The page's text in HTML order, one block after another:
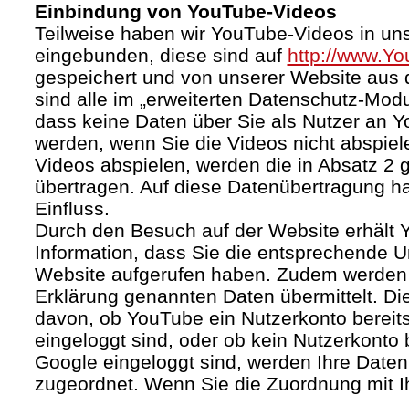
Einbindung von YouTube-Videos
Teilweise haben wir YouTube-Videos in
eingebunden, diese sind auf http://
gespeichert und von unserer Website aus
sind alle im „erweiterten Datenschutz-
dass keine Daten über Sie als Nutzer an
werden, wenn Sie die Videos nicht
Videos abspielen, werden die in Absatz 2
übertragen. Auf diese Datenübertragung
Einfluss.
Durch den Besuch auf der Website erhält
Information, dass Sie die entsprechende
Website aufgerufen haben. Zudem
Erklärung genannten Daten übermittelt.
davon, ob YouTube ein Nutzerkonto
eingeloggt sind, oder ob kein Nutzerkonto
Google eingeloggt sind, werden Ihre
zugeordnet. Wenn Sie die Zuordnung mit